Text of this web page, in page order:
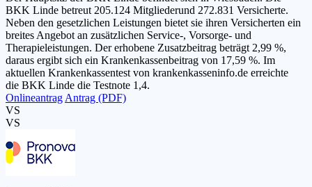
BKK Linde betreut 205.124 Mitgliederund 272.831 Versicherte.
Neben den gesetzlichen Leistungen bietet sie ihren Versicherten ein
breites Angebot an zusätzlichen Service-, Vorsorge- und
Therapieleistungen. Der erhobene Zusatzbeitrag beträgt 2,99 %,
daraus ergibt sich ein Krankenkassenbeitrag von 17,59 %. Im
aktuellen Krankenkassentest von krankenkasseninfo.de erreichte
die BKK Linde die Testnote 1,4.
Onlineantrag Antrag (PDF)
VS
VS